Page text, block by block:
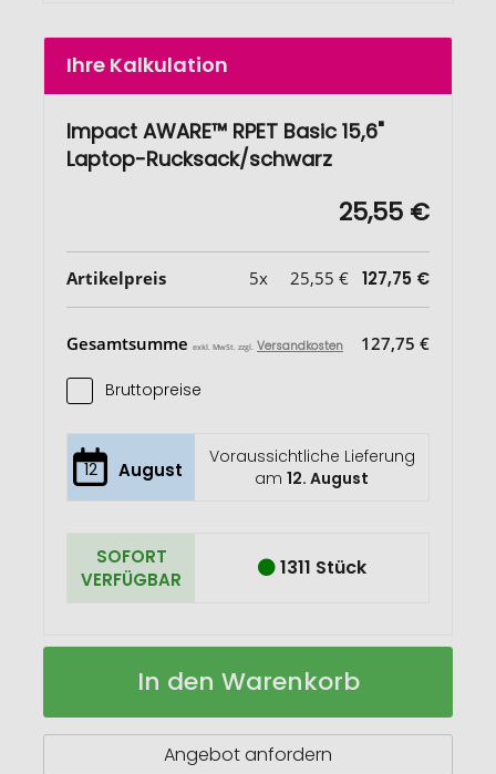
Ihre Kalkulation
Impact AWARE™ RPET Basic 15,6"
Laptop-Rucksack/schwarz
25,55 €
Artikelpreis 5x 25,55 € 127,75 €
Gesamtsumme exkl. MwSt. zzgl. Versandkosten 127,75 €
Bruttopreise
12 August
Voraussichtliche Lieferung
am12. August
SOFORT
VERFÜGBAR
1311 Stück
Impact
Basic
Auf
In den Warenkorb
Angebot anfordern